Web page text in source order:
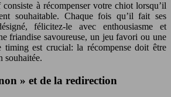
à récompenser votre chiot lorsqu’il
souhaitable. Chaque fois qu’il fait ses
félicitez-le avec enthousiasme et
friandise savoureuse, un jeu favori ou une
timing est crucial: la récompense doit être
souhaitée.
» et de la redirection